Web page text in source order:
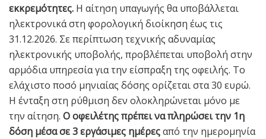
εκκρεμότητες. Η αίτηση υπαγωγής θα υποβάλλεται
ηλεκτρονικά στη φορολογική διοίκηση έως τις
31.12.2026. Σε περίπτωση τεχνικής αδυναμίας
ηλεκτρονικής υποβολής, προβλέπεται υποβολή στην
αρμόδια υπηρεσία για την είσπραξη της οφειλής. Το
ελάχιστο ποσό μηνιαίας δόσης ορίζεται στα 30 ευρώ.
Η ένταξη στη ρύθμιση δεν ολοκληρώνεται μόνο με
την αίτηση. Ο οφειλέτης πρέπει να πληρώσει την 1η
δόση μέσα σε 3 εργάσιμες ημέρεςαπό την ημερομηνία